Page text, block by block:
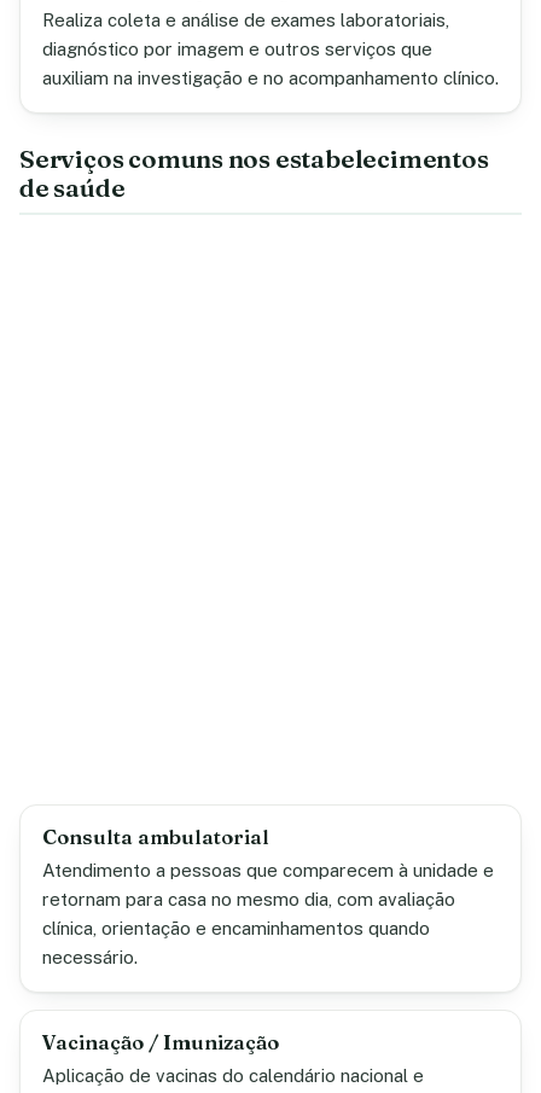
Realiza coleta e análise de exames laboratoriais,
diagnóstico por imagem e outros serviços que
auxiliam na investigação e no acompanhamento clínico.
Serviços comuns nos estabelecimentos
de saúde
Consulta ambulatorial
Atendimento a pessoas que comparecem à unidade e
retornam para casa no mesmo dia, com avaliação
clínica, orientação e encaminhamentos quando
necessário.
Vacinação / Imunização
Aplicação de vacinas do calendário nacional e